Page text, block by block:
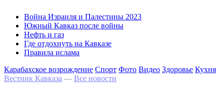
Война Израиля и Палестины 2023
Южный Кавказ после войны
Нефть и газ
Где отдохнуть на Кавказе
Правила ислама
Карабахское возрождение Спорт Фото Видео Здоровье Кухня
Вестник Кавказа — Все новости